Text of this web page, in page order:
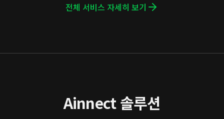
전체 서비스 자세히 보기
Ainnect 솔루션